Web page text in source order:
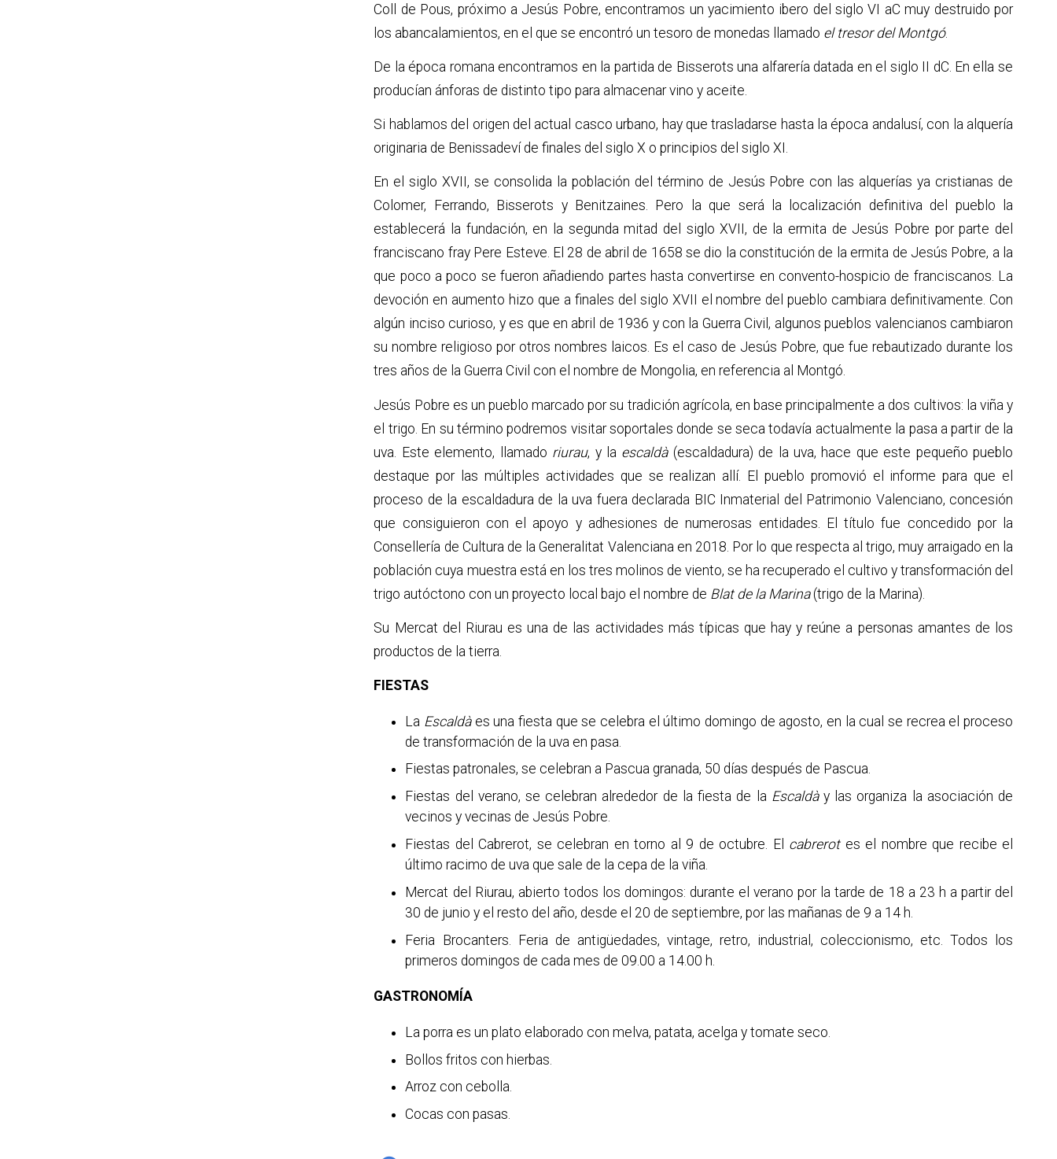
Coll de Pous, próximo a Jesús Pobre, encontramos un yacimiento ibero del siglo VI aC muy destruido por
los abancalamientos, en el que se encontró un tesoro de monedas llamado el tresor del Montgó.
De la época romana encontramos en la partida de Bisserots una alfarería datada en el siglo II dC. En ella se
producían ánforas de distinto tipo para almacenar vino y aceite.
Si hablamos del origen del actual casco urbano, hay que trasladarse hasta la época andalusí, con la alquería
originaria de Benissadeví de finales del siglo X o principios del siglo XI.
En el siglo XVII, se consolida la población del término de Jesús Pobre con las alquerías ya cristianas de
Colomer, Ferrando, Bisserots y Benitzaines. Pero la que será la localización definitiva del pueblo la
establecerá la fundación, en la segunda mitad del siglo XVII, de la ermita de Jesús Pobre por parte del
franciscano fray Pere Esteve. El 28 de abril de 1658 se dio la constitución de la ermita de Jesús Pobre, a la
que poco a poco se fueron añadiendo partes hasta convertirse en convento-hospicio de franciscanos. La
devoción en aumento hizo que a finales del siglo XVII el nombre del pueblo cambiara definitivamente. Con
algún inciso curioso, y es que en abril de 1936 y con la Guerra Civil, algunos pueblos valencianos cambiaron
su nombre religioso por otros nombres laicos. Es el caso de Jesús Pobre, que fue rebautizado durante los
tres años de la Guerra Civil con el nombre de Mongolia, en referencia al Montgó.
Jesús Pobre es un pueblo marcado por su tradición agrícola, en base principalmente a dos cultivos: la viña y
el trigo. En su término podremos visitar soportales donde se seca todavía actualmente la pasa a partir de la
uva. Este elemento, llamado riurau, y la escaldà(escaldadura) de la uva, hace que este pequeño pueblo
destaque por las múltiples actividades que se realizan allí. El pueblo promovió el informe para que el
proceso de la escaldadura de la uva fuera declarada BIC Inmaterial del Patrimonio Valenciano, concesión
que consiguieron con el apoyo y adhesiones de numerosas entidades. El título fue concedido por la
Consellería de Cultura de la Generalitat Valenciana en 2018. Por lo que respecta al trigo, muy arraigado en la
población cuya muestra está en los tres molinos de viento, se ha recuperado el cultivo y transformación del
trigo autóctono con un proyecto local bajo el nombre de Blat de la Marina(trigo de la Marina).
Su Mercat del Riurau es una de las actividades más típicas que hay y reúne a personas amantes de los
productos de la tierra.
FIESTAS
La Escaldàes una fiesta que se celebra el último domingo de agosto, en la cual se recrea el proceso
de transformación de la uva en pasa.
Fiestas patronales, se celebran a Pascua granada, 50 días después de Pascua.
Fiestas del verano, se celebran alrededor de la fiesta de la Escaldày las organiza la asociación de
vecinos y vecinas de Jesús Pobre.
Fiestas del Cabrerot, se celebran en torno al 9 de octubre. El cabrerotes el nombre que recibe el
último racimo de uva que sale de la cepa de la viña.
Mercat del Riurau, abierto todos los domingos: durante el verano por la tarde de 18 a 23 h a partir del
30 de junio y el resto del año, desde el 20 de septiembre, por las mañanas de 9 a 14 h.
Feria Brocanters. Feria de antigüedades, vintage, retro, industrial, coleccionismo, etc. Todos los
primeros domingos de cada mes de 09.00 a 14.00 h.
GASTRONOMÍA
La porra es un plato elaborado con melva, patata, acelga y tomate seco.
Bollos fritos con hierbas.
Arroz con cebolla.
Cocas con pasas.